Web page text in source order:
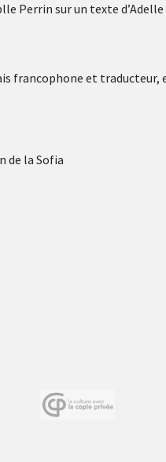
Perrin sur un texte
francophone et traducteur,
de la Sofia